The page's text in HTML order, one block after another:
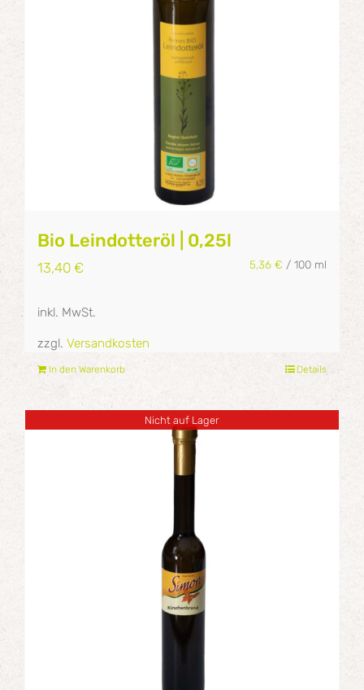
Bio Leindotteröl | 0,25l
13,40 € 5,36€ /100 ml
inkl. MwSt.
zzgl. Versandkosten
In den Warenkorb Details
Nicht auf Lager